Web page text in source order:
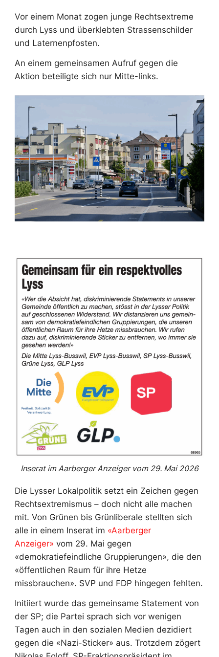
Vor einem Monat zogen junge Rechtsextreme
durch Lyss und überklebten Strassenschilder
und Laternenpfosten.
An einem gemeinsamen Aufruf gegen die
Aktion beteiligte sich nur Mitte-links.
Inserat im Aarberger Anzeiger vom 29. Mai 2026
Die Lysser Lokalpolitik setzt ein Zeichen gegen
Rechtsextremismus – doch nicht alle machen
mit. Von Grünen bis Grünliberale stellten sich
alle in einem Inserat im «Aarberger
Anzeiger» vom 29. Mai gegen
«demokratiefeindliche Gruppierungen», die den
«öffentlichen Raum für ihre Hetze
missbrauchen». SVP und FDP hingegen fehlten.
Initiiert wurde das gemeinsame Statement von
der SP; die Partei sprach sich vor wenigen
Tagen auch in den sozialen Medien dezidiert
gegen die «Nazi-Sticker» aus. Trotzdem zögert